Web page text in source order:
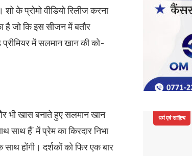
के प्रोमो वीडियो रिलीज करना
जो कि इस सीजन में बतौर
में सलमान खान की को-
भी खास बनाते हुए सलमान खान
साथ हैं’ में प्रेम का किरदार निभा
होंगी। दर्शकों को फिर एक बार
धर्म एवं साहित्य